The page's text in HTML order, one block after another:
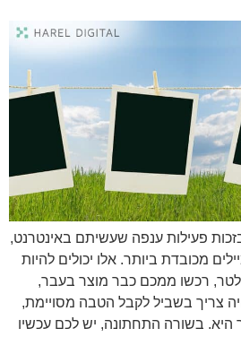
פעילות ענפה שעשיתם באינטרנט,
מכובדת ביותר. אלו יכולים להיות
רכשו ממכם כבר מוצר בעבר,
צריך בשביל לקבל הטבה מסויימת,
בשורה התחתונה, יש לכם עכשיו